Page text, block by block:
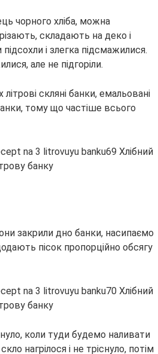
чорного хліба, можна
складають на деко і
і злегка підсмажилися.
але не підгоріли.
скляні банки, емальовані
тому що частіше всього
закрили дно банки, насипаємо
пісок пропорційно обсягу
коли туди будемо наливати
нагрілося і не тріснуло, потім